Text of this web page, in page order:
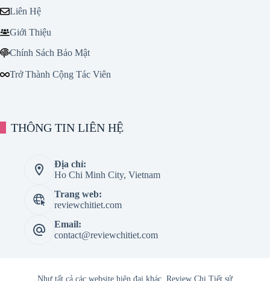
Như tất cả các website hiện đại khác, Review Chi Tiết sử
Liên Hệ
Giới Thiệu
Chính Sách Bảo Mật
Trở Thành Cộng Tác Viên
THÔNG TIN LIÊN HỆ
Địa chỉ:
Ho Chi Minh City, Vietnam
Trang web:
reviewchitiet.com
Email:
contact@reviewchitiet.com